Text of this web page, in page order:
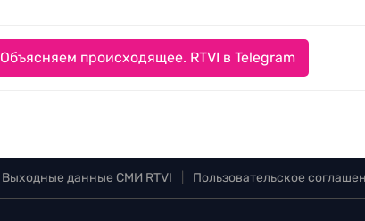
Объясняем происходящее. RTVI в Telegram
Выходные данные СМИ RTVI Пользовательское